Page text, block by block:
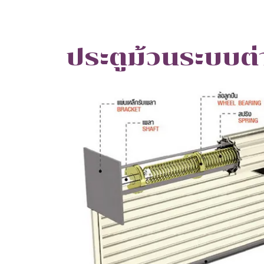
ประตูม้วนระบบ